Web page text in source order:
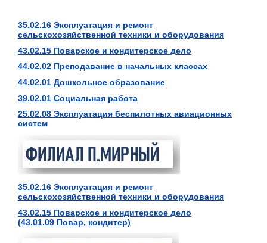
35.02.16 Эксплуатация и ремонт
сельскохозяйственной техники и оборудования
43.02.15 Поварское и кондитерское дело
44.02.02 Преподавание в начальных классах
44.02.01 Дошкольное образование
39.02.01 Социальная работа
25.02.08 Эксплуатация беспилотных авиационных
систем
35.02.16 Эксплуатация и ремонт
сельскохозяйственной техники и оборудования
43.02.15 Поварское и кондитерское дело
(43.01.09 Повар, кондитер)